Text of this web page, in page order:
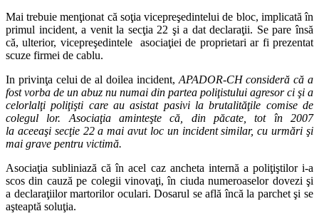
Mai trebuie menţionat că soţia vicepreşedintelui de bloc, implicată în
primul incident, a venit la secţia 22 şi a dat declaraţii. Se pare însă
că, ulterior, vicepreşedintele asociaţiei de proprietari ar fi prezentat
scuze firmei de cablu.
In privinţa celui de al doilea incident, APADOR-CH consideră că a
fost vorba de un abuz nu numai din partea poliţistului agresor ci şi a
celorlalţi poliţişti care au asistat pasivi la brutalităţile comise de
colegul lor. Asociaţia aminteşte că, din păcate, tot în 2007
la aceeaşi secţie 22 a mai avut loc un incident similar, cu urmări şi
mai grave pentru victimă.
Asociaţia subliniază că în acel caz ancheta internă a poliţiştilor i-a
scos din cauză pe colegii vinovaţi, în ciuda numeroaselor dovezi şi
a declaraţiilor martorilor oculari. Dosarul se află încă la parchet şi se
aşteaptă soluţia.